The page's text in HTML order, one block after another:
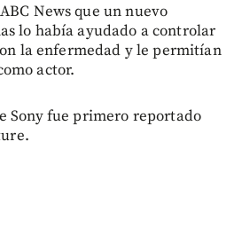
News que un nuevo
lo había ayudado a controlar
la enfermedad y le permitían
actor.
Sony fue primero reportado